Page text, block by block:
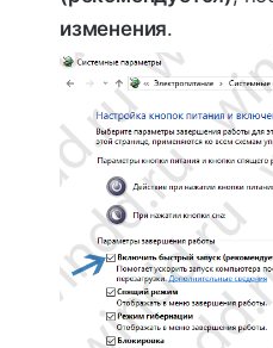
изменения.